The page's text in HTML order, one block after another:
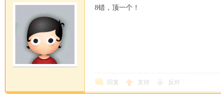
8错，顶一个！
回复 支持 反对